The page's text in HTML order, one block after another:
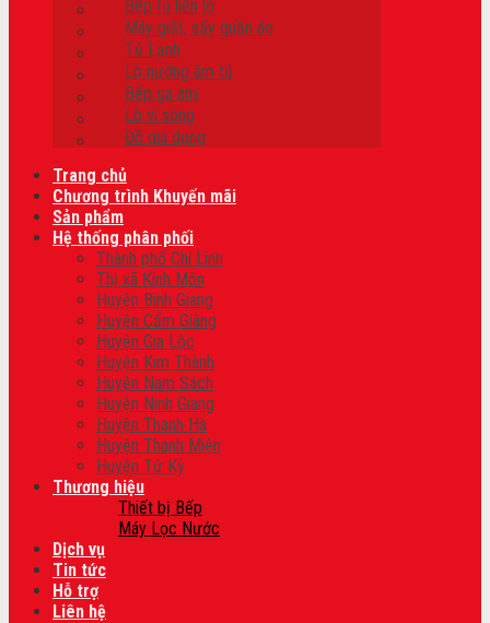
Bếp tủ liền lò
Máy giặt, sấy quần áo
Tủ Lạnh
Lò nướng âm tủ
Bếp ga âm
Lò vi sóng
Đồ gia dụng
Trang chủ
Chương trình Khuyến mãi
Sản phẩm
Hệ thống phân phối
Thành phố Chí Linh
Thị xã Kinh Môn
Huyện Bình Giang
Huyện Cẩm Giàng
Huyện Gia Lộc
Huyện Kim Thành
Huyện Nam Sách
Huyện Ninh Giang
Huyện Thanh Hà
Huyện Thanh Miện
Huyện Tứ Kỳ
Thương hiệu
Thiết bị Bếp
Máy Lọc Nước
Dịch vụ
Tin tức
Hỗ trợ
Liên hệ